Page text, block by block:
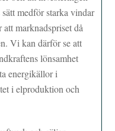
medför starka vindar
marknadspriset då
Vi kan därför se att
lönsamhet
energikällor i
i elproduktion och